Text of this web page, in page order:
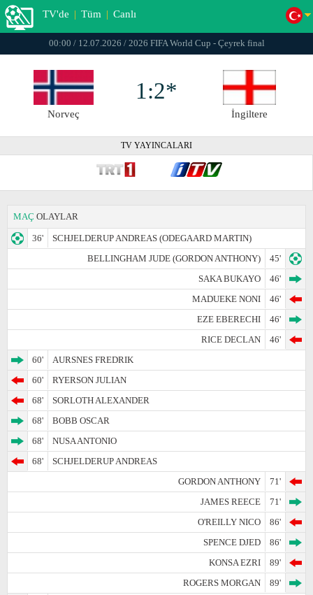
TV'de | Tüm | Canlı
00:00 / 12.07.2026 / 2026 FIFA World Cup - Çeyrek final
Norveç
1:2*
İngiltere
TV YAYINCALARI
MAÇ OLAYLAR
36'
SCHJELDERUP ANDREAS (ODEGAARD MARTIN)
BELLINGHAM JUDE (GORDON ANTHONY)
45'
SAKA BUKAYO
46'
MADUEKE NONI
46'
EZE EBERECHI
46'
RICE DECLAN
46'
60'
AURSNES FREDRIK
60'
RYERSON JULIAN
68'
SORLOTH ALEXANDER
68'
BOBB OSCAR
68'
NUSA ANTONIO
68'
SCHJELDERUP ANDREAS
GORDON ANTHONY
71'
JAMES REECE
71'
O'REILLY NICO
86'
SPENCE DJED
86'
KONSA EZRI
89'
ROGERS MORGAN
89'